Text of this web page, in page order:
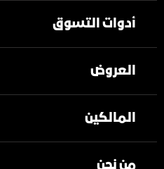
أدوات التسوق
العروض
المالكين
من نحن